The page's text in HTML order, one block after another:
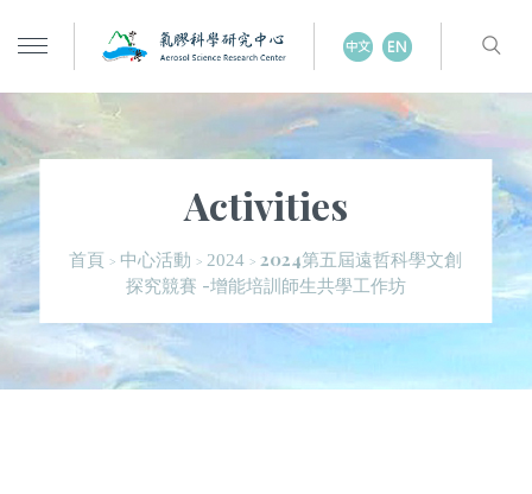
Activities
首頁 > 中心活動 > 2024 >2024第五屆遠哲科學文創
探究競賽 -增能培訓師生共學工作坊